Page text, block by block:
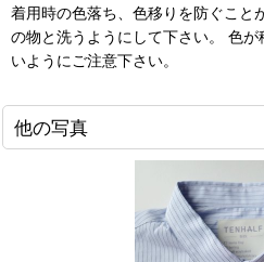
着用時の色落ち、色移りを防ぐこと
の物と洗うようにして下さい。 色
いようにご注意下さい。
他の写真